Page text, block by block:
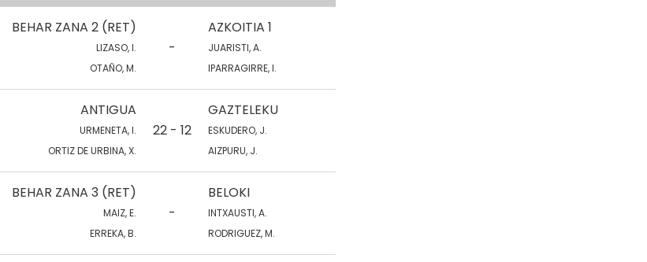
BEHAR ZANA 2 (RET)
LIZASO, I.
OTAÑO, M.
-
AZKOITIA 1
JUARISTI, A.
IPARRAGIRRE, I.
ANTIGUA
URMENETA, I.
ORTIZ DE URBINA, X.
22 - 12
GAZTELEKU
ESKUDERO, J.
AIZPURU, J.
BEHAR ZANA 3 (RET)
MAIZ, E.
ERREKA, B.
-
BELOKI
INTXAUSTI, A.
RODRIGUEZ, M.